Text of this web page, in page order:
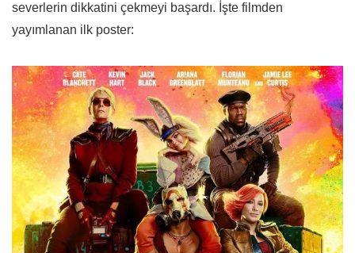
severlerin dikkatini çekmeyi başardı. İşte filmden
yayımlanan ilk poster: